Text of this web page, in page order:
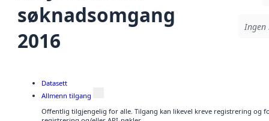
søknadsomgang
2016
Datasett
Allmenn tilgang
Offentlig tilgjengelig for alle. Tilgang kan likevel kreve registrering og